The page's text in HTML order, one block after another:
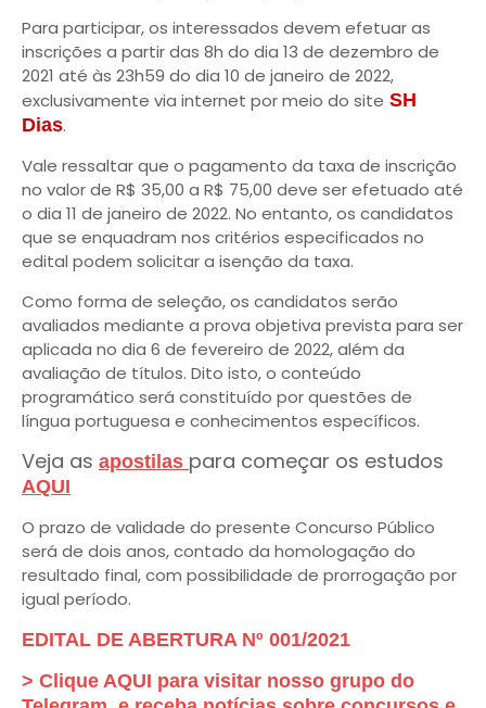
Para participar, os interessados devem efetuar as
inscrições a partir das 8h do dia 13 de dezembro de
2021 até às 23h59 do dia 10 de janeiro de 2022,
exclusivamente via internet por meio do site SH
Dias.
Vale ressaltar que o pagamento da taxa de inscrição
no valor de R$ 35,00 a R$ 75,00 deve ser efetuado até
o dia 11 de janeiro de 2022. No entanto, os candidatos
que se enquadram nos critérios especificados no
edital podem solicitar a isenção da taxa.
Como forma de seleção, os candidatos serão
avaliados mediante a prova objetiva prevista para ser
aplicada no dia 6 de fevereiro de 2022, além da
avaliação de títulos. Dito isto, o conteúdo
programático será constituído por questões de
língua portuguesa e conhecimentos específicos.
Veja as apostilas para começar os estudos
AQUI
O prazo de validade do presente Concurso Público
será de dois anos, contado da homologação do
resultado final, com possibilidade de prorrogação por
igual período.
EDITAL DE ABERTURA Nº 001/2021
> Clique AQUI para visitar nosso grupo do